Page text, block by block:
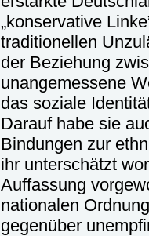
„konservative
traditionellen
der Beziehung
unangemessene
das soziale
Darauf habe sie
Bindungen zur
ihr unterschätzt
Auffassung
nationalen
gegenüber